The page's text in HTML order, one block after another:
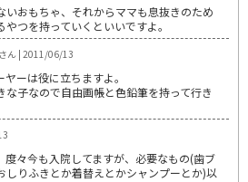
いおもちゃ、それからママも息抜きのため
つを持っていくといいですよ。
ん | 2011/06/13
ーは役に立ちますよ。
な子なので自由画帳と色鉛筆を持って行き
度々今も入院してますが、必要なもの(歯ブ
しりふきとか着替えとかシャンプーとか)以